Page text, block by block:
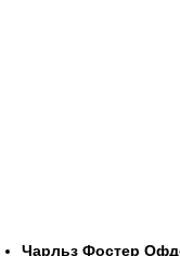
Чарльз Фостер